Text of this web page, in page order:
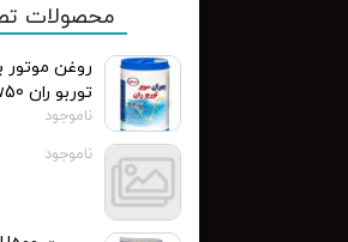
محصولات
روغن موتور
توربو ران 20w50
ناموجود
ناموجود